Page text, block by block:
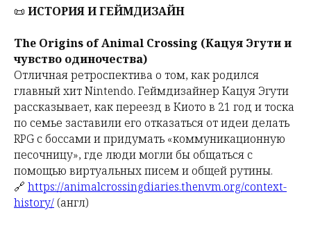
📜 ИСТОРИЯ И ГЕЙМДИЗАЙН
The Origins of Animal Crossing (Кацуя Эгути и
чувство одиночества)
Отличная ретроспектива о том, как родился
главный хит Nintendo. Геймдизайнер Кацуя Эгути
рассказывает, как переезд в Киото в 21 год и тоска
по семье заставили его отказаться от идеи делать
RPG с боссами и придумать «коммуникационную
песочницу», где люди могли бы общаться с
помощью виртуальных писем и общей рутины.
🔗 https://animalcrossingdiaries.thenvm.org/context-
history/ (англ)